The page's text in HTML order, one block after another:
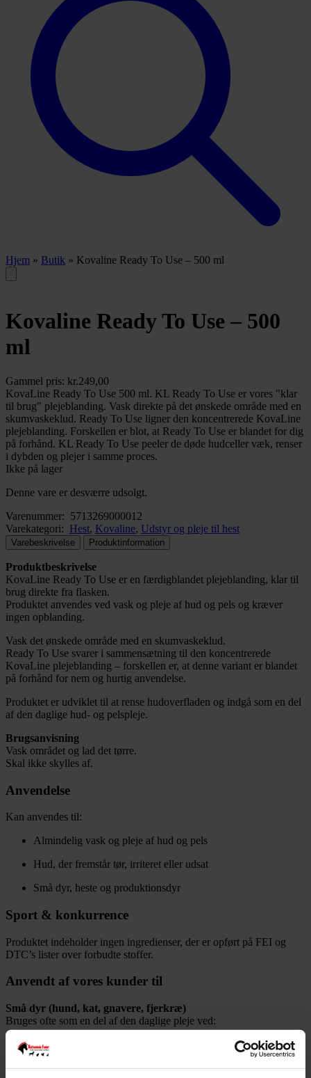
Hjem » Butik » Kovaline Ready To Use – 500 ml
Kovaline Ready To Use – 500
ml
Gammel pris: kr.249,00
KovaLine Ready To Use 500 ml. KL Ready To Use er vores "klar
til brug" plejeblanding. Vask direkte på det ønskede område med en
skumvaskeklud. Ready To Use ligner den koncentrerede KovaLine
plejeblanding. Forskellen er blot, at Ready To Use er blandet for dig
på forhånd. KL Ready To Use peeler de døde hudceller væk, renser
i dybden og plejer i samme proces.
Ikke på lager
Denne vare er desværre udsolgt.
Varenummer: 5713269000012
Varekategori: Hest, Kovaline, Udstyr og pleje til hest
Varebeskrivelse Produktinformation
Produktbeskrivelse
KovaLine Ready To Use er en færdigblandet plejeblanding, klar til
brug direkte fra flasken.
Produktet anvendes ved vask og pleje af hud og pels og kræver
ingen opblanding.
Vask det ønskede område med en skumvaskeklud.
Ready To Use svarer i sammensætning til den koncentrerede
KovaLine plejeblanding – forskellen er, at denne variant er blandet
på forhånd for nem og hurtig anvendelse.
Produktet er udviklet til at rense hudoverfladen og indgå som en del
af den daglige hud- og pelspleje.
Brugsanvisning
Vask området og lad det tørre.
Skal ikke skylles af.
Anvendelse
Kan anvendes til:
Almindelig vask og pleje af hud og pels
Hud, der fremstår tør, irriteret eller udsat
Små dyr, heste og produktionsdyr
Sport & konkurrence
Produktet indeholder ingen ingredienser, der er opført på FEI og
DTC’s lister over forbudte stoffer.
Anvendt af vores kunder til
Små dyr (hund, kat, gnavere, fjerkræ)
Bruges ofte som en del af den daglige pleje ved:
Hud i ubalance
Påvirkede hudområder